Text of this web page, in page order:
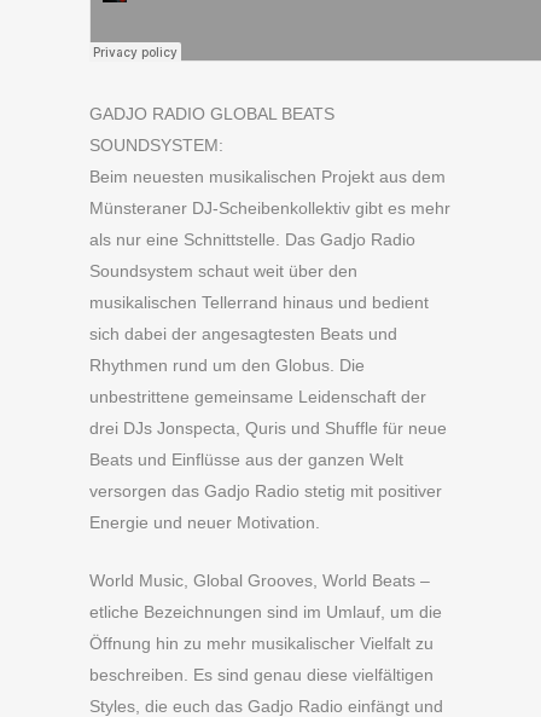
GADJO RADIO GLOBAL BEATS
SOUNDSYSTEM:
Beim neuesten musikalischen Projekt aus dem
Münsteraner DJ-Scheibenkollektiv gibt es mehr
als nur eine Schnittstelle. Das Gadjo Radio
Soundsystem schaut weit über den
musikalischen Tellerrand hinaus und bedient
sich dabei der angesagtesten Beats und
Rhythmen rund um den Globus. Die
unbestrittene gemeinsame Leidenschaft der
drei DJs Jonspecta, Quris und Shuffle für neue
Beats und Einflüsse aus der ganzen Welt
versorgen das Gadjo Radio stetig mit positiver
Energie und neuer Motivation.
World Music, Global Grooves, World Beats –
etliche Bezeichnungen sind im Umlauf, um die
Öffnung hin zu mehr musikalischer Vielfalt zu
beschreiben. Es sind genau diese vielfältigen
Styles, die euch das Gadjo Radio einfängt und